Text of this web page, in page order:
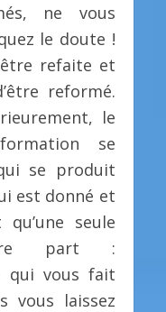
ne vous
le doute !
refaite et
reformé.
le
se
se produit
est donné et
seule
part :
qui vous fait
vous laissez